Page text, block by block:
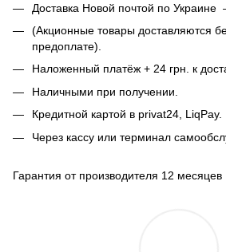
Доставка Новой почтой по Украине
(Акционные товары доставляются
предоплате).
Наложенный платёж + 24 грн. к
Наличными при получении.
Кредитной картой в privat24, LiqPay.
Через кассу или терминал
Гарантия от производителя 12 месяцев